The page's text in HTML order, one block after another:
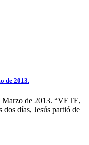
de 2013.
Marzo de 2013. “VETE,
días, Jesús partió de